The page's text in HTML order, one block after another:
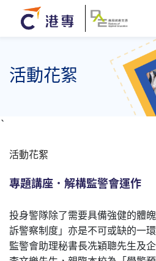
活動花絮
`
活動花絮
專題講座．解構監警會運作
投身警隊除了需要具備強健的體
訴警察制度」亦是不可或缺的一
監警會助理秘書長冼穎聰先生及